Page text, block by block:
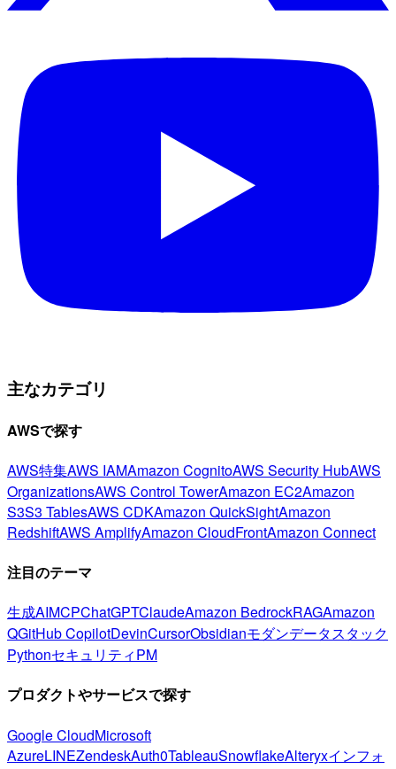
主なカテゴリ
AWSで探す
AWS特集AWS IAMAmazon CognitoAWS Security HubAWS
OrganizationsAWS Control TowerAmazon EC2Amazon
S3S3 TablesAWS CDKAmazon QuickSightAmazon
RedshiftAWS AmplifyAmazon CloudFrontAmazon Connect
注目のテーマ
生成AIMCPChatGPTClaudeAmazon BedrockRAGAmazon
QGitHub CopilotDevinCursorObsidianモダンデータスタック
PythonセキュリティPM
プロダクトやサービスで探す
Google CloudMicrosoft
AzureLINEZendeskAuth0TableauSnowflakeAlteryxインフォ